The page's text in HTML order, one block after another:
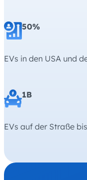
50%
EVs in den USA und
1B
EVs auf der Straße